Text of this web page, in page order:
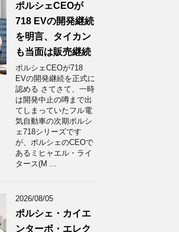
ポルシェCEOが
718 EVの開発継続
を明言、タイカン
も当面は販売継続
ポルシェCEOが718
EVの開発継続を正式に
認める さてさて、一時
は開発中止の噂まで出
てしまっていたフル電
気自動車の次期ポルシ
ェ718シリーズです
が、ポルシェのCEOで
あるミヒャエル・ライ
タース(M ...
2026/08/05
ポルシェ・カイエ
ンターボ・エレク